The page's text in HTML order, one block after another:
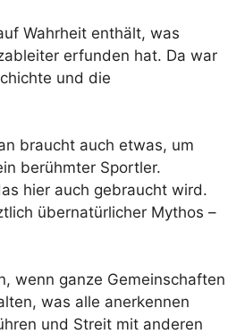
Wahrheit enthält, was
erfunden hat. Da war
und die
braucht auch etwas, um
berühmter Sportler.
hier auch gebraucht wird.
übernatürlicher Mythos –
wenn ganze Gemeinschaften
was alle anerkennen
und Streit mit anderen